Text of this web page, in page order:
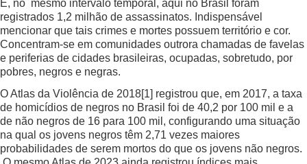
E, no mesmo intervalo temporal, aqui no Brasil foram
registrados 1,2 milhão de assassinatos. Indispensável
mencionar que tais crimes e mortes possuem território e cor.
Concentram-se em comunidades outrora chamadas de favelas
e periferias de cidades brasileiras, ocupadas, sobretudo, por
pobres, negros e negras.
O Atlas da Violência de 2018[1] registrou que, em 2017, a taxa
de homicídios de negros no Brasil foi de 40,2 por 100 mil e a
de não negros de 16 para 100 mil, configurando uma situação
na qual os jovens negros têm 2,71 vezes maiores
probabilidades de serem mortos do que os jovens não negros.